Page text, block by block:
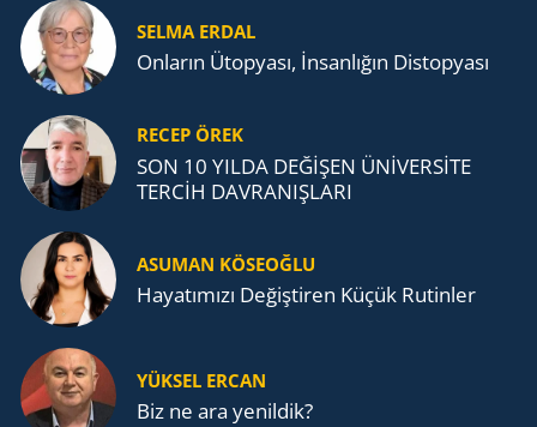
SELMA ERDAL
Onların Ütopyası, İnsanlığın Distopyası
RECEP ÖREK
SON 10 YILDA DEĞİŞEN ÜNİVERSİTE
TERCİH DAVRANIŞLARI
ASUMAN KÖSEOĞLU
Ha­ya­tı­mı­zı De­ğiş­ti­ren Küçük Ru­tin­ler
YÜKSEL ERCAN
Biz ne ara yenildik?